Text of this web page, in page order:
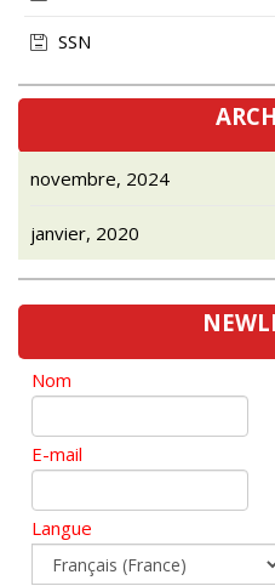
SSN
novembre, 2024
janvier, 2020
Nom
E-mail
Langue